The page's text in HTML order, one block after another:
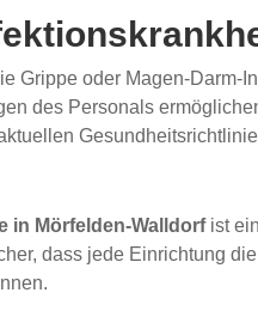
Grippe oder Magen-
des Personals
in Mörfelden-Walldorfist
dass jede Einrichtung